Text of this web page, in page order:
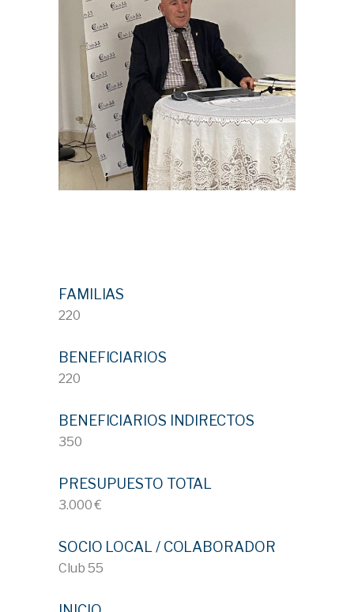
FAMILIAS
220
BENEFICIARIOS
220
BENEFICIARIOS INDIRECTOS
350
PRESUPUESTO TOTAL
3.000 €
SOCIO LOCAL / COLABORADOR
Club 55